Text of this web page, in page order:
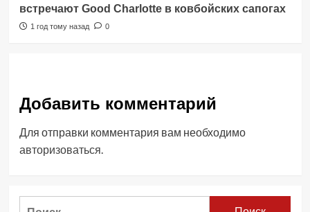
встречают Good Charlotte в ковбойских сапогах
1 год тому назад 0
Добавить комментарий
Для отправки комментария вам необходимо
авторизоваться